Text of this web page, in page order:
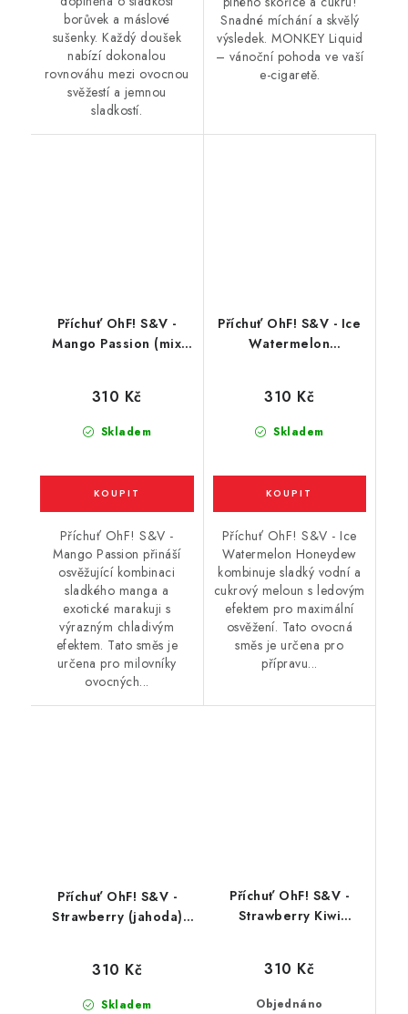
borůvek a máslové
sušenky. Každý doušek
nabízí dokonalou
rovnováhu mezi ovocnou
svěžestí a jemnou
sladkostí.
Snadné míchání a skvělý
výsledek. MONKEY Liquid
– vánoční pohoda ve vaší
e-cigaretě.
Příchuť OhF! S&V -
Mango Passion (mix
Skladem
310 Kč
Příchuť OhF! S&V -
Mango Passion přináší
osvěžující kombinaci
sladkého manga a
exotické marakuji s
výrazným chladivým
efektem. Tato směs je
určena pro milovníky
ovocných...
Příchuť OhF! S&V - Ice
Watermelon
meloun) 10ml
Skladem
310 Kč
Příchuť OhF! S&V - Ice
Watermelon Honeydew
kombinuje sladký vodní a
cukrový meloun s ledovým
efektem pro maximální
osvěžení. Tato ovocná
směs je určena pro
přípravu...
Příchuť OhF! S&V -
Strawberry (jahoda)
Skladem
310 Kč
Příchuť OhF! S&V -
Strawberry Kiwi
Objednáno
310 Kč